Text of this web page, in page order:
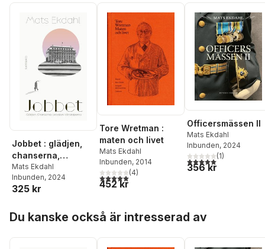
Jobbet : glädjen,
chanserna,
livsvalen,
vänskaperna
Mats Ekdahl
Inbunden, 2024
325 kr
Tore Wretman :
maten och livet
Mats Ekdahl
Inbunden, 2014
5,0utav 5 stjärnor. Totalt antal röster:
(4)
452 kr
Officersmässen II
Mats Ekdahl
Inbunden, 2024
5,0utav 5 stjärnor.
(1)
356 kr
Du kanske också är intresserad av